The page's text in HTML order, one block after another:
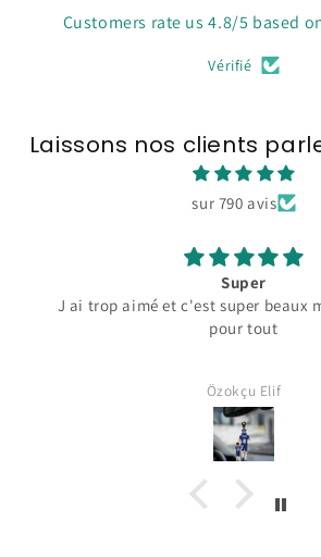
Customers rate us 4.8/5 based
Vérifié
Laissons nos clients
sur 790 avis
Super
J ai trop aimé et c'est super beaux
pour tout
Özokçu Elif